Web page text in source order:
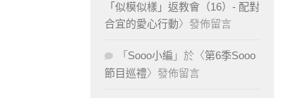
「似模似樣」返教會（16）- 配對
合宜的愛心行動〉發佈留言
「 Sooo小編 」於〈第6季Sooo
節目巡禮〉發佈留言